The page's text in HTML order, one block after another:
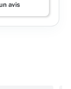
avis